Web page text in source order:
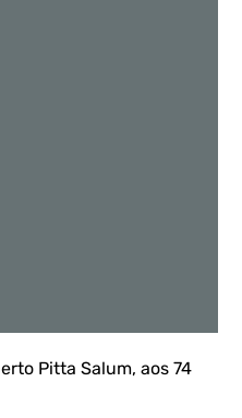
Pitta Salum, aos 74